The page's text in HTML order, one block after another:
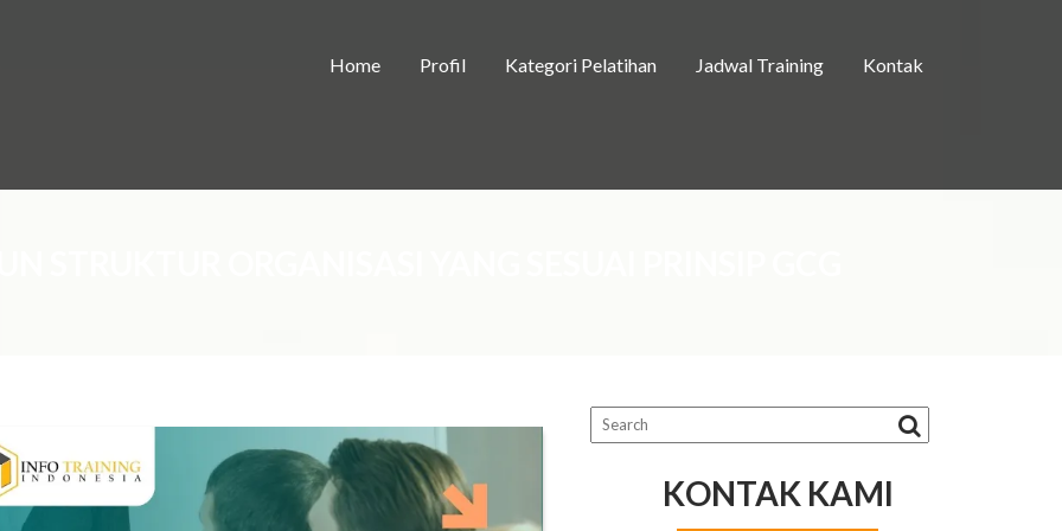
Home Profil Kategori Pelatihan Jadwal Training Kontak
KONTAK KAMI